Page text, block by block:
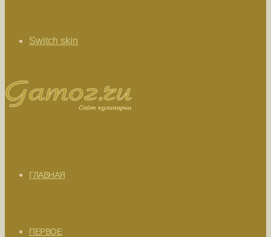
Switch skin
ГЛАВНАЯ
ПЕРВОЕ